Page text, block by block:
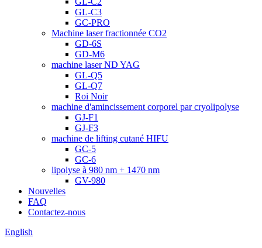
GL-C3
GC-PRO
Machine laser fractionnée CO2
GD-6S
GD-M6
machine laser ND YAG
GL-Q5
GL-Q7
Roi Noir
machine d'amincissement corporel par cryolipolyse
GJ-F1
GJ-F3
machine de lifting cutané HIFU
GC-5
GC-6
lipolyse à 980 nm + 1470 nm
GV-980
Nouvelles
FAQ
Contactez-nous
English